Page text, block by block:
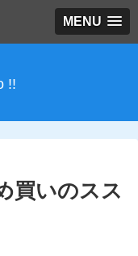
MENU
!!
買いのスス